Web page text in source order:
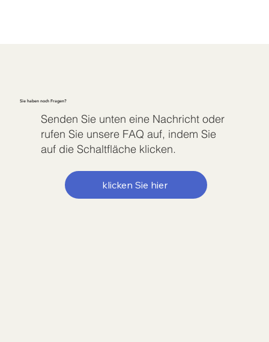
Sie haben noch Fragen?
Senden Sie unten eine Nachricht oder
rufen Sie unsere FAQ auf, indem Sie
auf die Schaltfläche klicken.
klicken Sie hier